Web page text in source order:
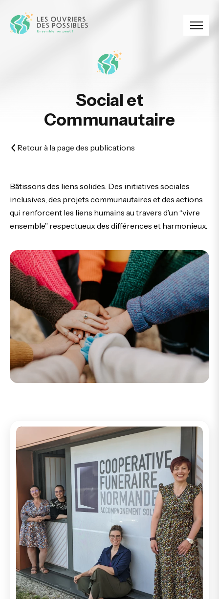
Social et
Communautaire
Retour à la page des publications
Bâtissons des liens solides. Des initiatives sociales
inclusives, des projets communautaires et des actions
qui renforcent les liens humains au travers d’un “vivre
ensemble” respectueux des différences et harmonieux.